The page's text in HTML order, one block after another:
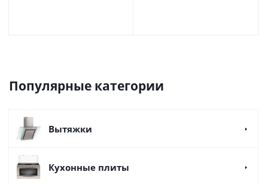
Популярные категории
Вытяжки
Кухонные плиты